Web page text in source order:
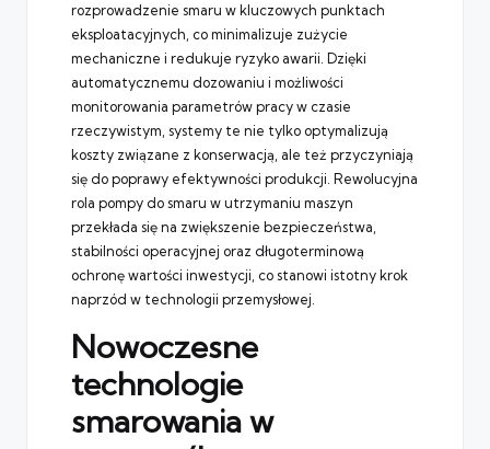
rozprowadzenie smaru w kluczowych punktach
eksploatacyjnych, co minimalizuje zużycie
mechaniczne i redukuje ryzyko awarii. Dzięki
automatycznemu dozowaniu i możliwości
monitorowania parametrów pracy w czasie
rzeczywistym, systemy te nie tylko optymalizują
koszty związane z konserwacją, ale też przyczyniają
się do poprawy efektywności produkcji. Rewolucyjna
rola pompy do smaru w utrzymaniu maszyn
przekłada się na zwiększenie bezpieczeństwa,
stabilności operacyjnej oraz długoterminową
ochronę wartości inwestycji, co stanowi istotny krok
naprzód w technologii przemysłowej.
Nowoczesne
technologie
smarowania w